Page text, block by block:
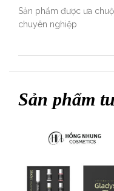
Sản phẩm được ưa
chuyên nghiệp
Sản phẩm